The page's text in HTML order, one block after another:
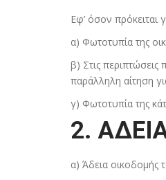
Εφ’ όσον πρόκειται
α) Φωτοτυπία της
β) Στις
παράλληλη αίτηση
γ) Φωτοτυπία της
2.
α) Άδεια οικοδομής